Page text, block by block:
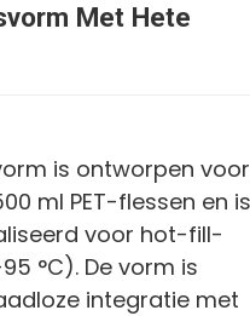
Met Hete
is ontworpen voor
ml PET-flessen en is
voor hot-fill-
°C). De vorm is
integratie met